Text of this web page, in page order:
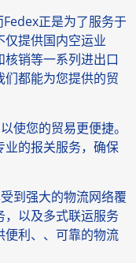
正是为了服务于
仅提供国内空运业
销等一系列进出口
都能为您提供的贸
使您的贸易更便捷。
业的报关服务，确保
到强大的物流网络覆
，以及多式联运服务
便利、、可靠的物流